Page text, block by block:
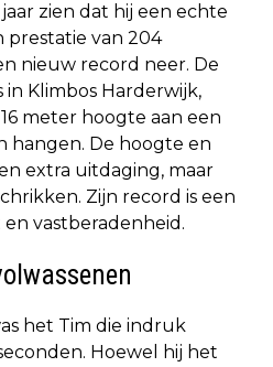
jaar zien dat hij een echte
prestatie van 204
nieuw record neer. De
Klimbos Harderwijk,
meter hoogte aan een
hangen. De hoogte en
extra uitdaging, maar
Zijn record is een
vastberadenheid.
het Tim die indruk
Hoewel hij het